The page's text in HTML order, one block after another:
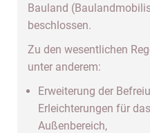
Bauland
beschlossen.
Zu den wesentlichen
unter anderem:
Erweiterung der
Erleichterungen für
Außenbereich,